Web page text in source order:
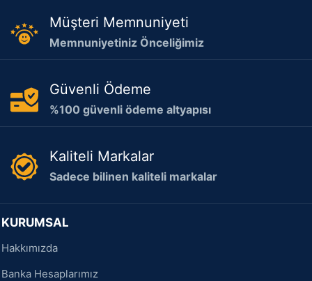
Müşteri Memnuniyeti
Memnuniyetiniz Önceliğimiz
Güvenli Ödeme
%100 güvenli ödeme altyapısı
Kaliteli Markalar
Sadece bilinen kaliteli markalar
KURUMSAL
Hakkımızda
Banka Hesaplarımız